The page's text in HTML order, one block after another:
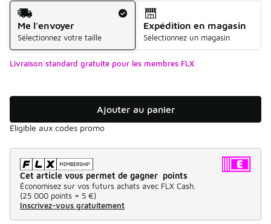
Mode d'expédition
Me l'envoyer
Sélectionnez votre taille
Expédition en magasin
Sélectionnez un magasin
Livraison standard gratuite pour les membres FLX
Ajouter au panier
Éligible aux codes promo
Cet article vous permet de gagner points
Économisez sur vos futurs achats avec FLX Cash.
(25 000 points = 5 €)
Inscrivez-vous gratuitement